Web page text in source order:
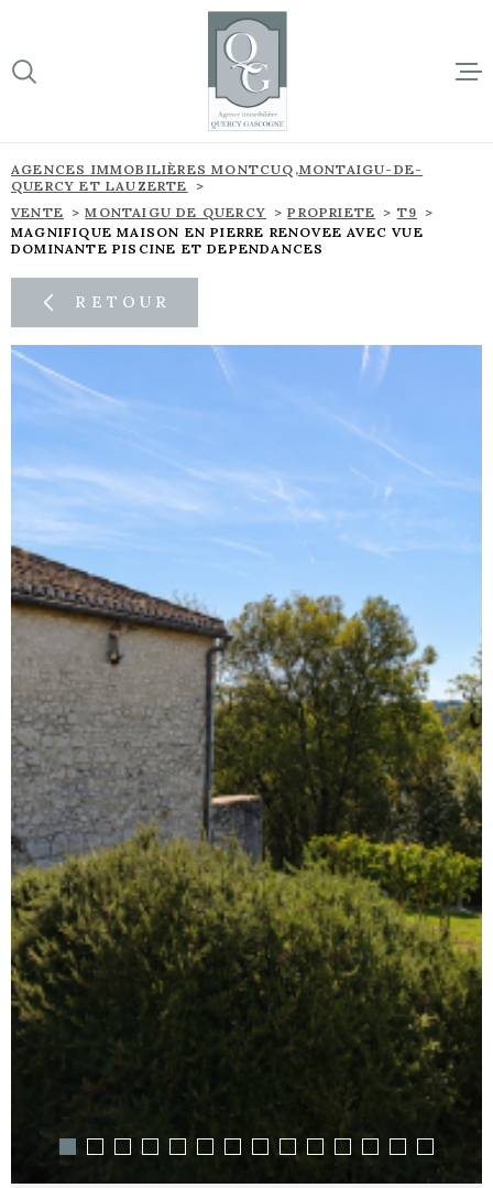
lamenu
contenu
BIENS À
L'ÉQUIPE
AGENCES IMMOBILIÈRES MONTCUQ,MONTAIGU-DE-
QUERCY ET LAUZERTE
VENTE
MONTAIGU DE QUERCY PROPRIETE
T9
MAGNIFIQUE MAISON EN PIERRE RENOVEE AVEC VUE
DOMINANTE PISCINE ET DEPENDANCES
RETOUR
VOTRE
RECHERCHE
D'OFFRE
VENTE
RECHERCHER